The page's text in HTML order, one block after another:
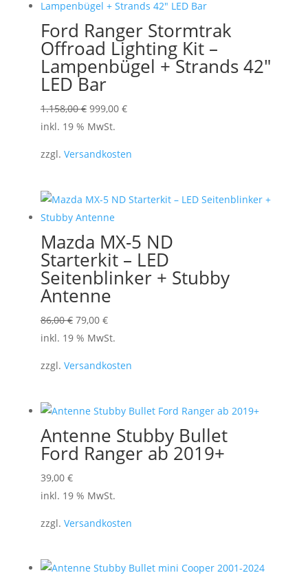
Ford Ranger Stormtrak
Offroad Lighting Kit –
Lampenbügel + Strands 42″
LED Bar
1.158,00€ Ursprünglicher
Preis
1.158,00 €
999,00 €Aktueller
999,00 €.
inkl. 19 % MwSt.
zzgl. Versandkosten
Mazda MX-5 ND
Starterkit – LED
Seitenblinker + Stubby
Antenne
86,00€ Ursprünglicher
Preis
86,00 €
79,00 €Aktueller
Preis
79,00 €.
inkl. 19 % MwSt.
zzgl. Versandkosten
Antenne Stubby Bullet
Ford Ranger ab 2019+
39,00 €
inkl. 19 % MwSt.
zzgl. Versandkosten